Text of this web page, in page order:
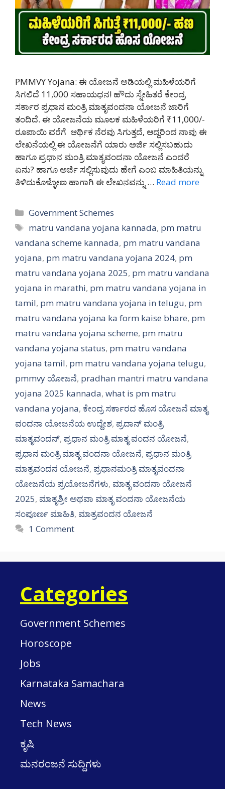
PMMVY Yojana: ಈ ಯೋಜನೆ ಅಡಿಯಲ್ಲಿ ಮಹಿಳೆಯರಿಗೆ
ಸಿಗಲಿದೆ 11,000 ಸಹಾಯಧನ! ಹೌದು ಸ್ನೇಹಿತರೆ ಕೇಂದ್ರ
ಸರ್ಕಾರ ಪ್ರಧಾನ ಮಂತ್ರಿ ಮಾತೃವಂದನಾ ಯೋಜನೆ ಜಾರಿಗೆ
ತಂದಿದೆ. ಈ ಯೋಜನೆಯ ಮೂಲಕ ಮಹಿಳೆಯರಿಗೆ ₹11,000/-
ರೂಪಾಯಿ ವರೆಗೆ ಆರ್ಥಿಕ ನೆರವು ಸಿಗುತ್ತದೆ, ಆದ್ದರಿಂದ ನಾವು ಈ
ಲೇಖನೆಯಲ್ಲಿ ಈ ಯೋಜನೆಗೆ ಯಾರು ಅರ್ಜಿ ಸಲ್ಲಿಸಬಹುದು
ಹಾಗೂ ಪ್ರಧಾನ ಮಂತ್ರಿ ಮಾತೃವಂದನಾ ಯೋಜನೆ ಎಂದರೆ
ಏನು? ಹಾಗೂ ಅರ್ಜಿ ಸಲ್ಲಿಸುವುದು ಹೇಗೆ ಎಂಬ ಮಾಹಿತಿಯನ್ನು
ತಿಳಿದುಕೊಳ್ಳೋಣ ಹಾಗಾಗಿ ಈ ಲೇಖನವನ್ನು … Read more
Categories
Government Schemes
Tags
matru vandana yojana kannada, pm matru
vandana scheme kannada, pm matru vandana
yojana, pm matru vandana yojana 2024, pm
matru vandana yojana 2025, pm matru vandana
yojana in marathi, pm matru vandana yojana in
tamil, pm matru vandana yojana in telugu, pm
matru vandana yojana ka form kaise bhare, pm
matru vandana yojana scheme, pm matru
vandana yojana status, pm matru vandana
yojana tamil, pm matru vandana yojana telugu,
pmmvy ಯೋಜನೆ, pradhan mantri matru vandana
yojana 2025 kannada, what is pm matru
vandana yojana, ಕೇಂದ್ರ ಸರ್ಕಾರದ ಹೊಸ ಯೋಜನೆ ಮಾತೃ
ವಂದನಾ ಯೋಜನೆಯ ಉದ್ದೇಶ, ಪ್ರದಾನ್ ಮಂತ್ರಿ
ಮಾತೃವಂದನ್, ಪ್ರಧಾನ ಮಂತ್ರಿ ಮಾತೃ ವಂದನ ಯೋಜನೆ,
ಪ್ರಧಾನ ಮಂತ್ರಿ ಮಾತೃ ವಂದನಾ ಯೋಜನೆ, ಪ್ರಧಾನ ಮಂತ್ರಿ
ಮಾತ್ರವಂದನ ಯೋಜನೆ, ಪ್ರಧಾನಮಂತ್ರಿ ಮಾತೃವಂದನಾ
ಯೋಜನೆಯ ಪ್ರಯೋಜನೆಗಳು, ಮಾತೃ ವಂದನಾ ಯೋಜನೆ
2025, ಮಾತೃಶ್ರೀ ಅಥವಾ ಮಾತೃ ವಂದನಾ ಯೋಜನೆಯ
ಸಂಪೂರ್ಣ ಮಾಹಿತಿ, ಮಾತ್ರವಂದನ ಯೋಜನೆ
1 Comment
Categories
Government Schemes
Horoscope
Jobs
Karnataka Samachara
News
Tech News
ಕೃಷಿ
ಮನರಂಜನೆ ಸುದ್ದಿಗಳು